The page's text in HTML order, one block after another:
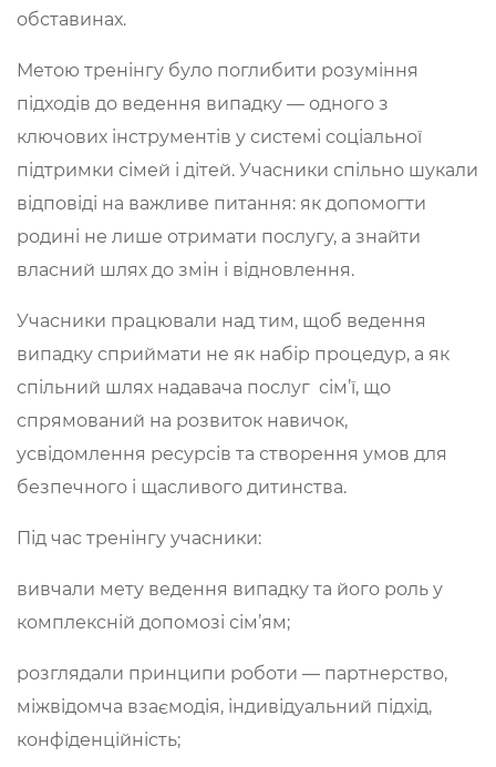
обставинах.
Метою тренінгу було поглибити розуміння
підходів до ведення випадку — одного з
ключових інструментів у системі соціальної
підтримки сімей і дітей. Учасники спільно шукали
відповіді на важливе питання: як допомогти
родині не лише отримати послугу, а знайти
власний шлях до змін і відновлення.
Учасники працювали над тим, щоб ведення
випадку сприймати не як набір процедур, а як
спільний шлях надавача послуг сім’ї, що
спрямований на розвиток навичок,
усвідомлення ресурсів та створення умов для
безпечного і щасливого дитинства.
Під час тренінгу учасники:
вивчали мету ведення випадку та його роль у
комплексній допомозі сім’ям;
розглядали принципи роботи — партнерство,
міжвідомча взаємодія, індивідуальний підхід,
конфіденційність;